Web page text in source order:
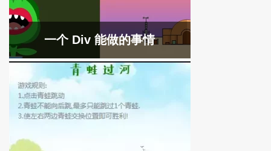
一个 Div 能做的事情